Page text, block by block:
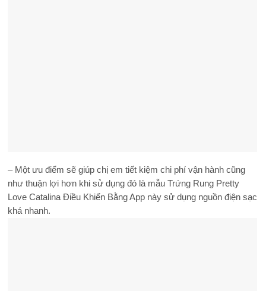
– Một ưu điểm sẽ giúp chị em tiết kiệm chi phí vận hành cũng
như thuận lợi hơn khi sử dụng đó là mẫu Trứng Rung Pretty
Love Catalina Điều Khiển Bằng App này sử dụng nguồn điện sạc
khá nhanh.